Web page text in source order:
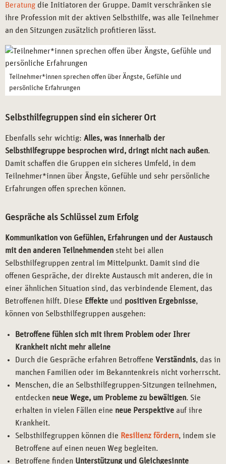
Beratung die Initiatoren der Gruppe. Damit verschränken sie
ihre Profession mit der aktiven Selbsthilfe, was alle Teilnehmer
an den Sitzungen zusätzlich profitieren lässt.
Teilnehmer*innen sprechen offen über Ängste, Gefühle und
persönliche Erfahrungen
Selbsthilfegruppen sind ein sicherer Ort
Ebenfalls sehr wichtig: Alles, was innerhalb der
Selbsthilfegruppe besprochen wird, dringt nicht nach außen.
Damit schaffen die Gruppen ein sicheres Umfeld, in dem
Teilnehmer*innen über Ängste, Gefühle und sehr persönliche
Erfahrungen offen sprechen können.
Gespräche als Schlüssel zum Erfolg
Kommunikation von Gefühlen, Erfahrungen und der Austausch
mit den anderen Teilnehmenden steht bei allen
Selbsthilfegruppen zentral im Mittelpunkt. Damit sind die
offenen Gespräche, der direkte Austausch mit anderen, die in
einer ähnlichen Situation sind, das verbindende Element, das
Betroffenen hilft. Diese Effekte und positiven Ergebnisse,
können von Selbsthilfegruppen ausgehen:
Betroffene fühlen sich mit ihrem Problem oder Ihrer
Krankheit nicht mehr alleine
Durch die Gespräche erfahren Betroffene Verständnis, das in
manchen Familien oder im Bekanntenkreis nicht vorherrscht.
Menschen, die an Selbsthilfegruppen-Sitzungen teilnehmen,
entdecken neue Wege, um Probleme zu bewältigen. Sie
erhalten in vielen Fällen eine neue Perspektive auf ihre
Krankheit.
Selbsthilfegruppen können die Resilienz fördern, indem sie
Betroffene auf einen neuen Weg begleiten.
Betroffene finden Unterstützung und Gleichgesinnte